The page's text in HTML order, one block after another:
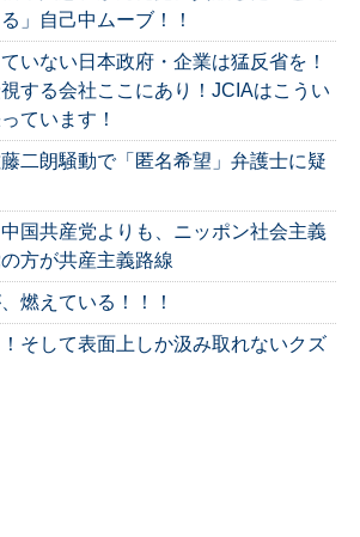
」自己中ムーブ！！
いない日本政府・企業は猛反省を！
する会社ここにあり！JCIAはこうい
ています！
二朗騒動で「匿名希望」弁護士に疑
国共産党よりも、ニッポン社会主義
方が共産主義路線
燃えている！！！
そして表面上しか汲み取れないクズ